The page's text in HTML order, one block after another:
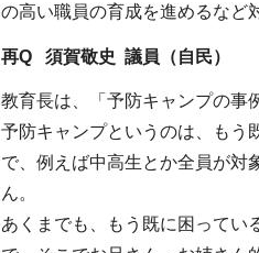
の高い職員の育成を進めるなど
再Q 須賀敬史 議員（自民）
教育長は、「予防キャンプの事
予防キャンプというのは、もう
で、例えば中高生とか全員が対
ん。
あくまでも、もう既に困ってい